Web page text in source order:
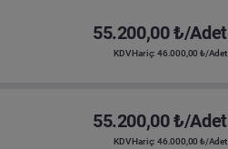
55.200,00 ₺/Adet
KDV Hariç: 46.000,00 ₺/Adet
55.200,00 ₺/Adet
KDV Hariç: 46.000,00 ₺/Adet